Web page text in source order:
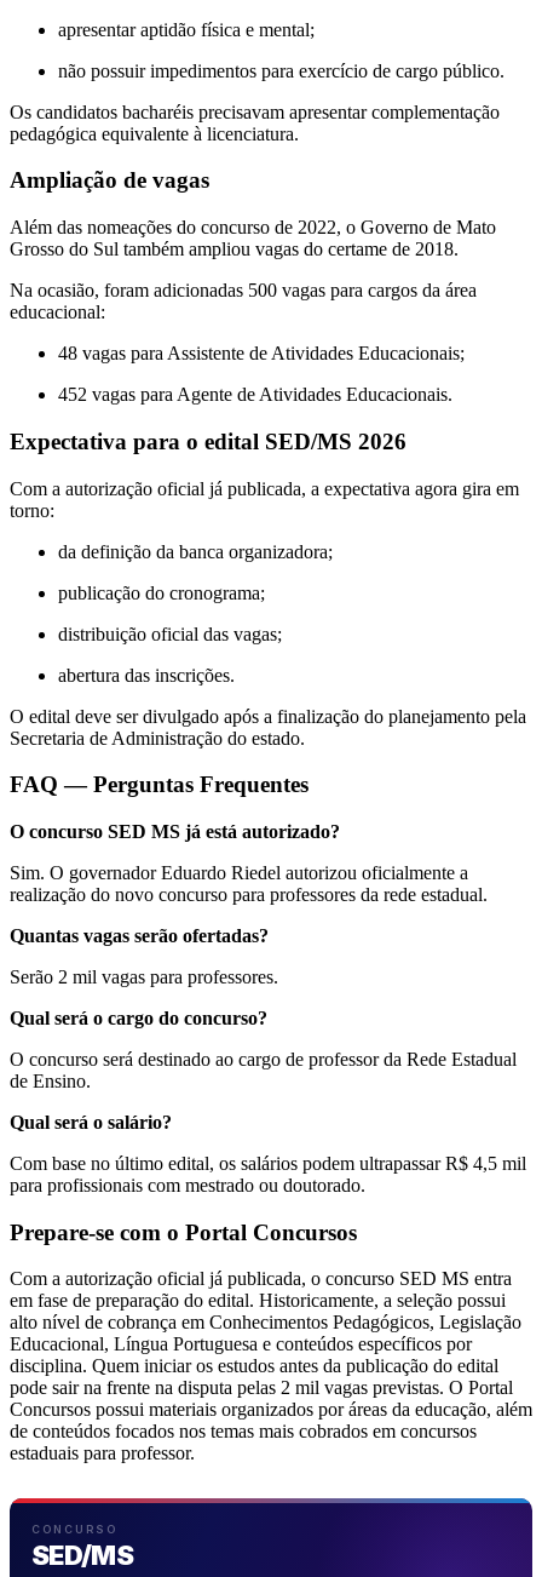
apresentar aptidão física e mental;
não possuir impedimentos para exercício de cargo público.
Os candidatos bacharéis precisavam apresentar complementação
pedagógica equivalente à licenciatura.
Ampliação de vagas
Além das nomeações do concurso de 2022, o Governo de Mato
Grosso do Sul também ampliou vagas do certame de 2018.
Na ocasião, foram adicionadas 500 vagas para cargos da área
educacional:
48 vagas para Assistente de Atividades Educacionais;
452 vagas para Agente de Atividades Educacionais.
Expectativa para o edital SED/MS 2026
Com a autorização oficial já publicada, a expectativa agora gira em
torno:
da definição da banca organizadora;
publicação do cronograma;
distribuição oficial das vagas;
abertura das inscrições.
O edital deve ser divulgado após a finalização do planejamento pela
Secretaria de Administração do estado.
FAQ — Perguntas Frequentes
O concurso SED MS já está autorizado?
Sim. O governador Eduardo Riedel autorizou oficialmente a
realização do novo concurso para professores da rede estadual.
Quantas vagas serão ofertadas?
Serão 2 mil vagas para professores.
Qual será o cargo do concurso?
O concurso será destinado ao cargo de professor da Rede Estadual
de Ensino.
Qual será o salário?
Com base no último edital, os salários podem ultrapassar R$ 4,5 mil
para profissionais com mestrado ou doutorado.
Prepare-se com o Portal Concursos
Com a autorização oficial já publicada, o concurso SED MS entra
em fase de preparação do edital. Historicamente, a seleção possui
alto nível de cobrança em Conhecimentos Pedagógicos, Legislação
Educacional, Língua Portuguesa e conteúdos específicos por
disciplina. Quem iniciar os estudos antes da publicação do edital
pode sair na frente na disputa pelas 2 mil vagas previstas. O Portal
Concursos possui materiais organizados por áreas da educação, além
de conteúdos focados nos temas mais cobrados em concursos
estaduais para professor.
CONCURSO
SED/MS